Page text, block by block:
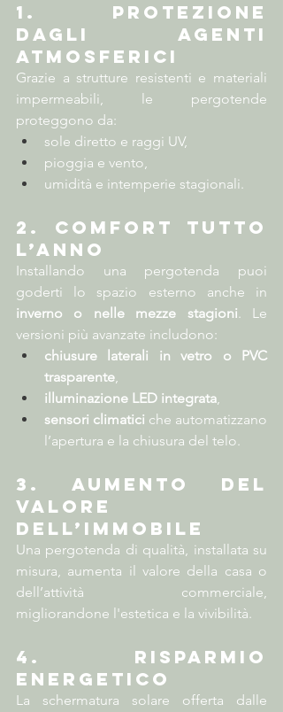
1. Protezione
dagli agenti
atmosferici
Grazie a strutture resistenti e materiali
impermeabili, le pergotende
proteggono da:
sole diretto e raggi UV,
pioggia e vento,
umidità e intemperie stagionali.
2. Comfort tutto
l’anno
Installando una pergotenda puoi
inverno o nelle mezze stagioni. Le
versioni più avanzate includono:
chiusure laterali in vetro o PVC
trasparente,
illuminazione LED integrata,
sensori climatici che automatizzano
l’apertura e la chiusura del telo.
3. Aumento del
valore
dell’immobile
Una pergotenda di qualità, installata su
misura, aumenta il valore della casa o
dell’attività commerciale,
migliorandone l'estetica e la vivibilità.
4. Risparmio
energetico
La schermatura solare offerta dalle